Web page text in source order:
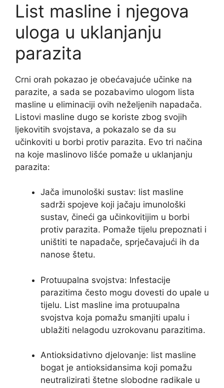
List masline i njegova
uloga u uklanjanju
parazita
Crni orah pokazao je obećavajuće učinke na
parazite, a sada se pozabavimo ulogom lista
masline u eliminaciji ovih neželjenih napadača.
Listovi masline dugo se koriste zbog svojih
ljekovitih svojstava, a pokazalo se da su
učinkoviti u borbi protiv parazita. Evo tri načina
na koje maslinovo lišće pomaže u uklanjanju
parazita:
Jača imunološki sustav: list masline
sadrži spojeve koji jačaju imunološki
sustav, čineći ga učinkovitijim u borbi
protiv parazita. Pomaže tijelu prepoznati i
uništiti te napadače, sprječavajući ih da
nanose štetu.
Protuupalna svojstva: Infestacije
parazitima često mogu dovesti do upale u
tijelu. List masline ima protuupalna
svojstva koja pomažu smanjiti upalu i
ublažiti nelagodu uzrokovanu parazitima.
Antioksidativno djelovanje: list masline
bogat je antioksidansima koji pomažu
neutralizirati štetne slobodne radikale u